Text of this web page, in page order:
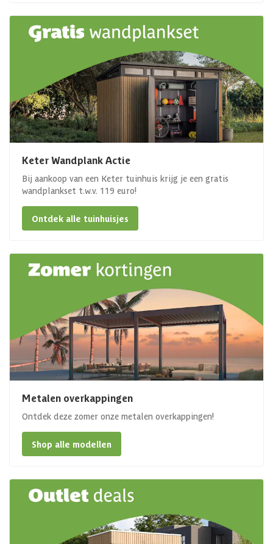
Keter Wandplank Actie
Bij aankoop van een Keter tuinhuis krijg je een gratis
wandplankset t.w.v. 119 euro!
Ontdek alle tuinhuisjes
Metalen overkappingen
Ontdek deze zomer onze metalen overkappingen!
Shop alle modellen